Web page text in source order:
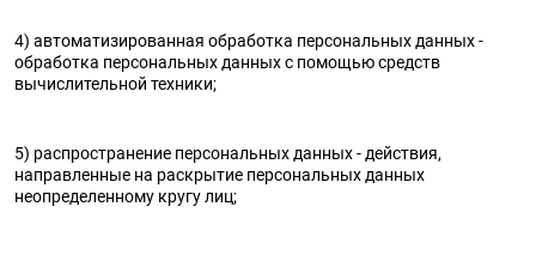
4) автоматизированная обработка персональных данных -
обработка персональных данных с помощью средств
вычислительной техники;
5) распространение персональных данных - действия,
направленные на раскрытие персональных данных
неопределенному кругу лиц;
от
алкоголизма
препараты